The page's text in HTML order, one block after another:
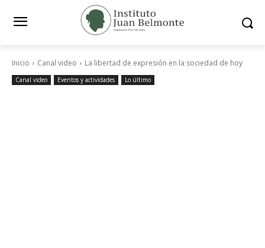
Inicio Canal video La libertad de expresión en la sociedad de hoy
Canal video Eventos y actividades Lo último